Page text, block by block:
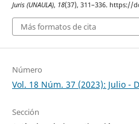
Juris (UNAULA), 18(37), 311–336. https://
Más formatos de cita
Número
Vol. 18 Núm. 37 (2023): Julio -
Sección